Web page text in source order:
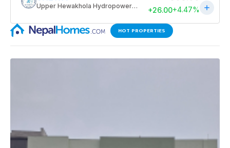
HOT PROPERTIES